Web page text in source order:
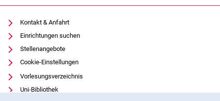
Kontakt & Anfahrt
Einrichtungen suchen
Stellenangebote
Cookie-Einstellungen
Vorlesungsverzeichnis
Uni-Bibliothek